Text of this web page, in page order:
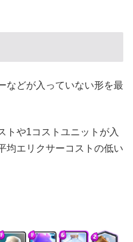
などが入っていない形を最
トや1コストユニットが入
均エリクサーコストの低い